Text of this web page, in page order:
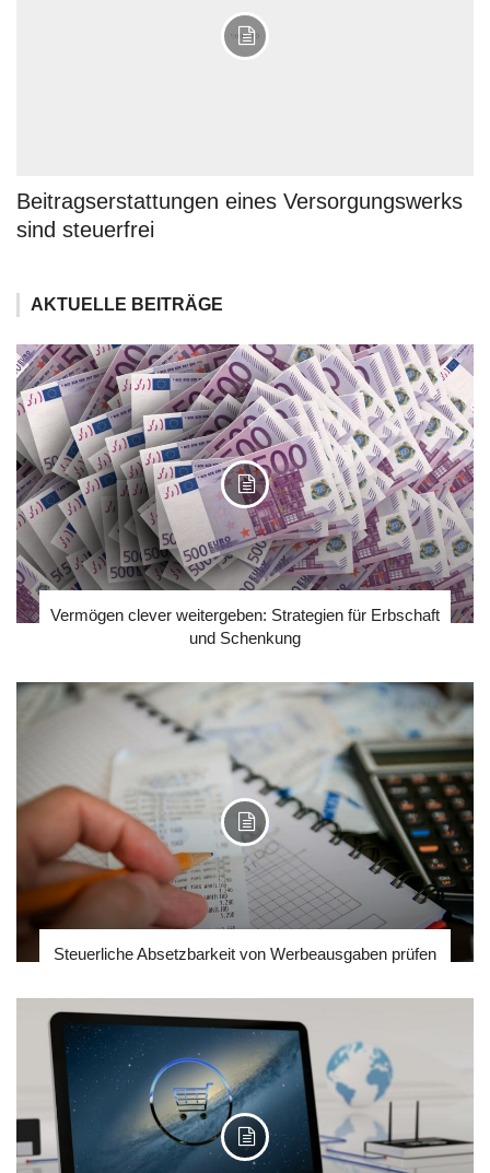
Beitragserstattungen eines Versorgungswerks
sind steuerfrei
AKTUELLE BEITRÄGE
Vermögen clever weitergeben: Strategien für Erbschaft
und Schenkung
Steuerliche Absetzbarkeit von Werbeausgaben prüfen